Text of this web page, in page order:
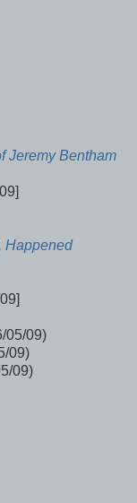
Jeremy Bentham
Happened
05/09)
09)
09)